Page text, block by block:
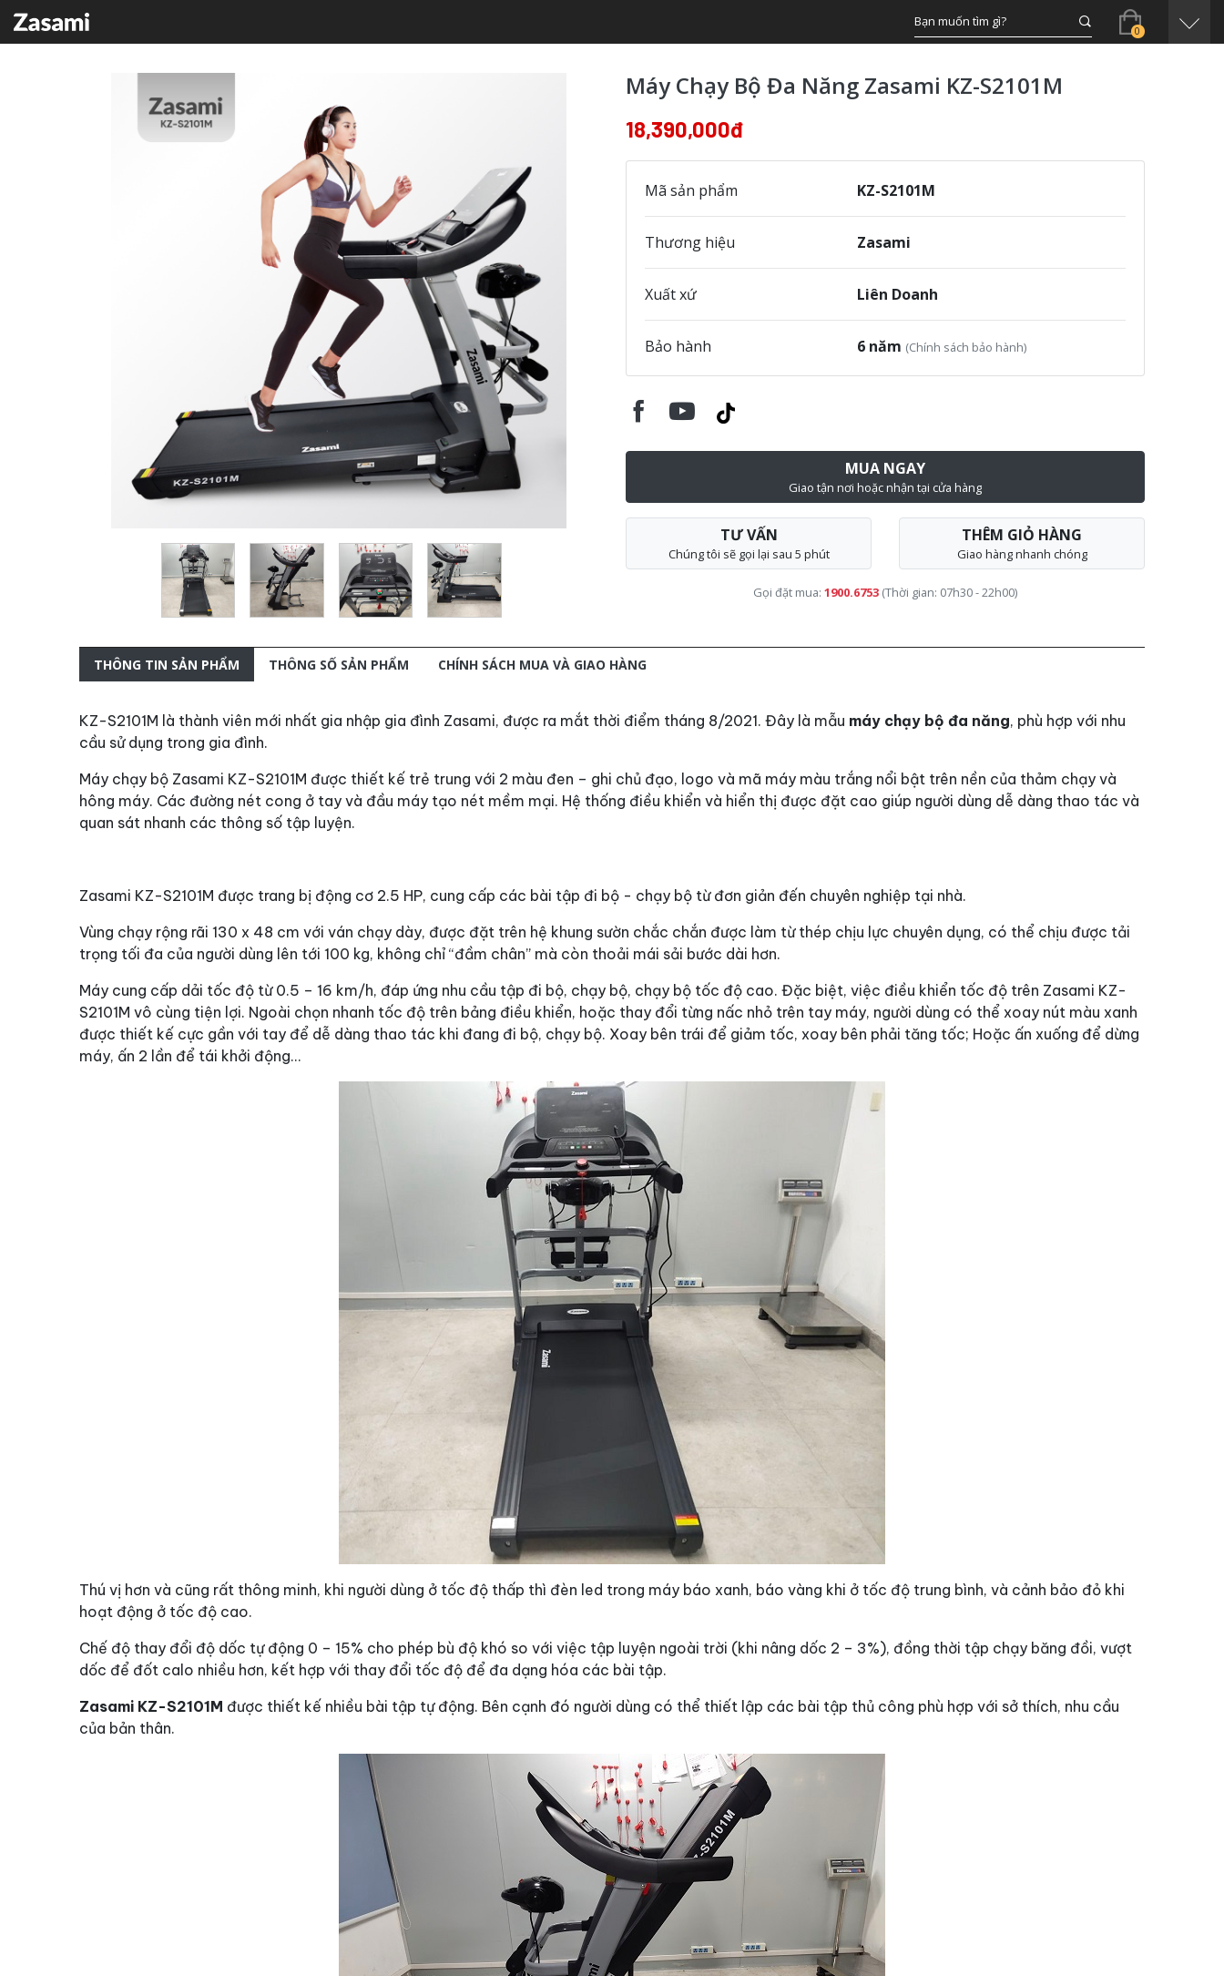
0
Máy Chạy Bộ Đa Năng Zasami KZ-S2101M
18,390,000đ
Mã sản phẩm KZ-S2101M
Thương hiệu Zasami
Xuất xứ Liên Doanh
Bảo hành 6 năm (Chính sách bảo hành)
MUA NGAY
Giao tận nơi hoặc nhận tại cửa hàng
TƯ VẤN
Chúng tôi sẽ gọi lại sau 5 phút
THÊM GIỎ HÀNG
Giao hàng nhanh chóng
Gọi đặt mua: 1900.6753 (Thời gian: 07h30 - 22h00)
THÔNG TIN SẢN PHẨM THÔNG SỐ SẢN PHẨM CHÍNH SÁCH MUA VÀ GIAO HÀNG
KZ-S2101M là thành viên mới nhất gia nhập gia đình Zasami, được ra mắt thời điểm tháng 8/2021. Đây là mẫu máy chạy bộ đa năng, phù hợp với nhu
cầu sử dụng trong gia đình.
Máy chạy bộ Zasami KZ-S2101M được thiết kế trẻ trung với 2 màu đen – ghi chủ đạo, logo và mã máy màu trắng nổi bật trên nền của thảm chạy và
hông máy. Các đường nét cong ở tay và đầu máy tạo nét mềm mại. Hệ thống điều khiển và hiển thị được đặt cao giúp người dùng dễ dàng thao tác và
quan sát nhanh các thông số tập luyện.
Zasami KZ-S2101M được trang bị động cơ 2.5 HP, cung cấp các bài tập đi bộ - chạy bộ từ đơn giản đến chuyên nghiệp tại nhà.
Vùng chạy rộng rãi 130 x 48 cm với ván chạy dày, được đặt trên hệ khung sườn chắc chắn được làm từ thép chịu lực chuyên dụng, có thể chịu được tải
trọng tối đa của người dùng lên tới 100 kg, không chỉ “đầm chân” mà còn thoải mái sải bước dài hơn.
Máy cung cấp dải tốc độ từ 0.5 – 16 km/h, đáp ứng nhu cầu tập đi bộ, chạy bộ, chạy bộ tốc độ cao. Đặc biệt, việc điều khiển tốc độ trên Zasami KZ-
S2101M vô cùng tiện lợi. Ngoài chọn nhanh tốc độ trên bảng điều khiển, hoặc thay đổi từng nấc nhỏ trên tay máy, người dùng có thể xoay nút màu xanh
được thiết kế cực gần với tay để dễ dàng thao tác khi đang đi bộ, chạy bộ. Xoay bên trái để giảm tốc, xoay bên phải tăng tốc; Hoặc ấn xuống để dừng
máy, ấn 2 lần để tái khởi động…
Thú vị hơn và cũng rất thông minh, khi người dùng ở tốc độ thấp thì đèn led trong máy báo xanh, báo vàng khi ở tốc độ trung bình, và cảnh bảo đỏ khi
hoạt động ở tốc độ cao.
Chế độ thay đổi độ dốc tự động 0 – 15% cho phép bù độ khó so với việc tập luyện ngoài trời (khi nâng dốc 2 – 3%), đồng thời tập chạy băng đồi, vượt
dốc để đốt calo nhiều hơn, kết hợp với thay đổi tốc độ để đa dạng hóa các bài tập.
Zasami KZ-S2101M được thiết kế nhiều bài tập tự động. Bên cạnh đó người dùng có thể thiết lập các bài tập thủ công phù hợp với sở thích, nhu cầu
của bản thân.